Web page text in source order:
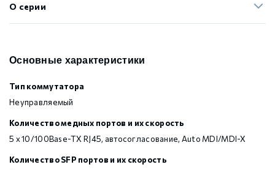
О серии
Основные характеристики
Тип коммутатора
Неуправляемый
Количество медных портов и их скорость
5 x 10/100Base-TX RJ45, автосогласование, Auto MDI/MDI-X
Количество SFP портов и их скорость